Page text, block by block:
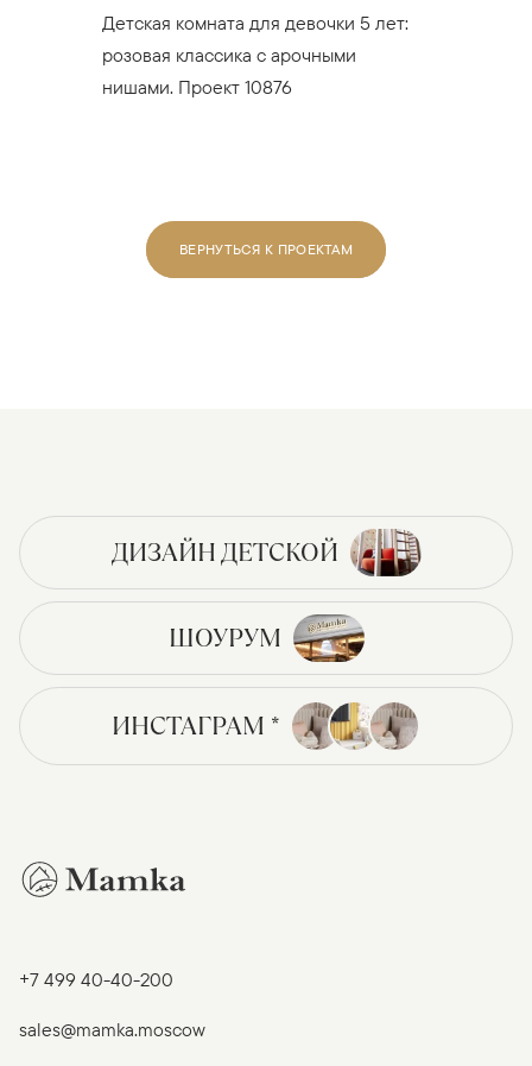
Детская комната для девочки 5 лет:
розовая классика с арочными
нишами. Проект 10876
ВЕРНУТЬСЯ К ПРОЕКТАМ
ДИЗАЙН ДЕТСКОЙ
ШОУРУМ
ИНСТАГРАМ *
+7 499 40-40-200
sales@mamka.moscow